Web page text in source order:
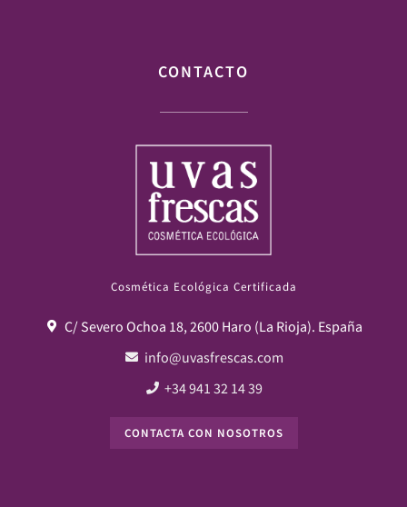
CONTACTO
Cosmética Ecológica Certificada
C/ Severo Ochoa 18, 2600 Haro (La Rioja). España
info@uvasfrescas.com
+34 941 32 14 39
CONTACTA CON NOSOTROS